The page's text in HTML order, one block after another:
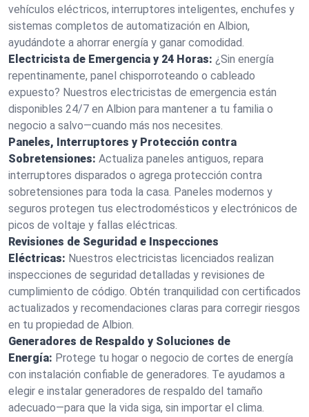
vehículos eléctricos, interruptores inteligentes, enchufes y
sistemas completos de automatización en Albion,
ayudándote a ahorrar energía y ganar comodidad.
Electricista de Emergencia y 24 Horas: ¿Sin energía
repentinamente, panel chisporroteando o cableado
expuesto? Nuestros electricistas de emergencia están
disponibles 24/7 en Albion para mantener a tu familia o
negocio a salvo—cuando más nos necesites.
Paneles, Interruptores y Protección contra
Sobretensiones: Actualiza paneles antiguos, repara
interruptores disparados o agrega protección contra
sobretensiones para toda la casa. Paneles modernos y
seguros protegen tus electrodomésticos y electrónicos de
picos de voltaje y fallas eléctricas.
Revisiones de Seguridad e Inspecciones
Eléctricas: Nuestros electricistas licenciados realizan
inspecciones de seguridad detalladas y revisiones de
cumplimiento de código. Obtén tranquilidad con certificados
actualizados y recomendaciones claras para corregir riesgos
en tu propiedad de Albion.
Generadores de Respaldo y Soluciones de
Energía: Protege tu hogar o negocio de cortes de energía
con instalación confiable de generadores. Te ayudamos a
elegir e instalar generadores de respaldo del tamaño
adecuado—para que la vida siga, sin importar el clima.